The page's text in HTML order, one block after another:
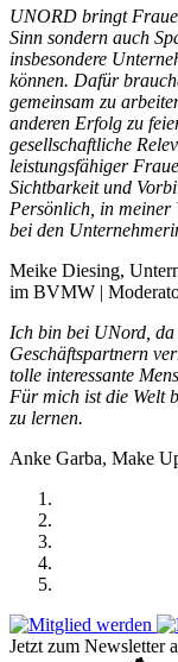
UNORD bringt
Sinn sondern auch
insbesondere
können. Dafür
gemeinsam zu
anderen Erfolg zu
gesellschaftliche
leistungsfähiger
Sichtbarkeit und
Persönlich, in
bei den
Meike Diesing,
im BVMW |
Ich bin bei UNord,
Geschäftspartnern
tolle interessante
Für mich ist die Welt
zu lernen.
Anke Garba, Make
Jetzt zum Newsletter